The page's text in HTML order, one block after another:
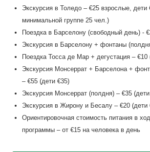
Экскурсия в Толедо – €25 взрослые, дети
минимальной группе 25 чел.)
Поездка в Барселону (свободный день) -
Экскурсия в Барселону + фонтаны
Поездка Тосса де Мар + дегустация – €10
Экскурсия Монсеррат + Барселона +
– €55 (дети €35)
Экскурсия Монсеррат (полдня) – €35
Экскурсия в Жирону и Бесалу – €20 (дети
Ориентировочная стоимость питания в
программы – от €15 на человека в день